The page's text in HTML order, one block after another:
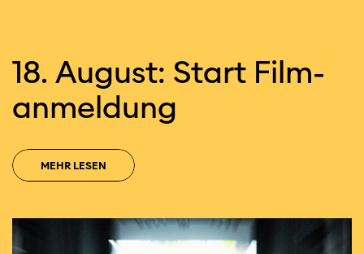
18. August: Start Film­
an­mel­dung
MEHR LESEN